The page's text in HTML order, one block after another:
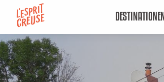
contenu
principal
DESTINATIONEN